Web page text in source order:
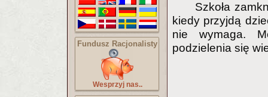
Fundusz Racjonalisty
Wesprzyj nas..
Szkoła
kiedy przyjdą
nie wymaga.
podzielenia się